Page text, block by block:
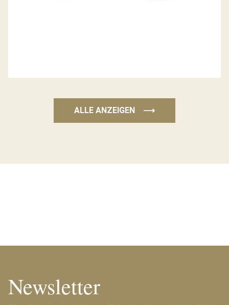
ALLE ANZEIGEN ⟶
Newsletter